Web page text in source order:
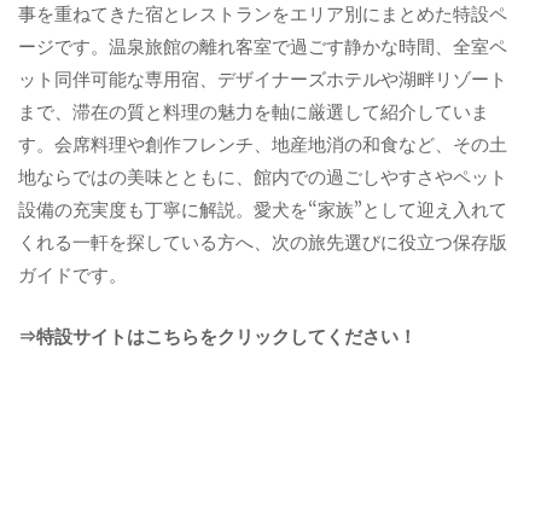
事を重ねてきた宿とレストランをエリア別にまとめた特設ペ
ージです。温泉旅館の離れ客室で過ごす静かな時間、全室ペ
ット同伴可能な専用宿、デザイナーズホテルや湖畔リゾート
まで、滞在の質と料理の魅力を軸に厳選して紹介していま
す。会席料理や創作フレンチ、地産地消の和食など、その土
地ならではの美味とともに、館内での過ごしやすさやペット
設備の充実度も丁寧に解説。愛犬を“家族”として迎え入れて
くれる一軒を探している方へ、次の旅先選びに役立つ保存版
ガイドです。
⇒特設サイトはこちらをクリックしてください！